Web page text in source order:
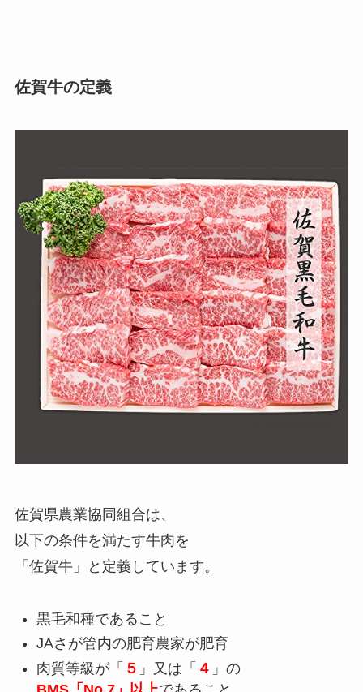
佐賀牛の定義
佐賀県農業協同組合は、
以下の条件を満たす牛肉を
「佐賀牛」と定義しています。
黒毛和種であること
JAさが管内の肥育農家が肥育
肉質等級が「 ５ 」又は「 ４ 」の